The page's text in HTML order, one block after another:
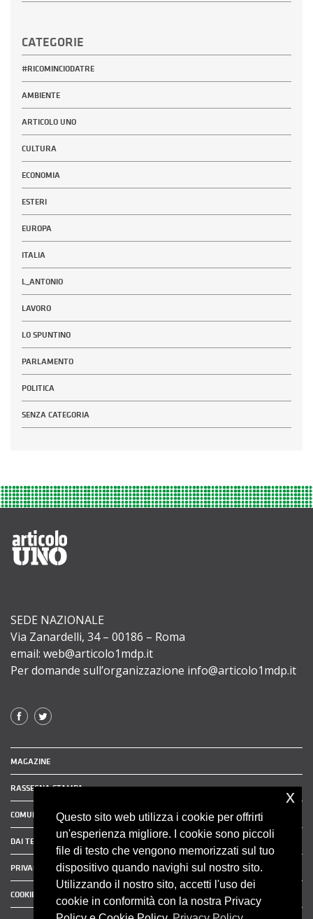
CATEGORIE
#RICOMINCIODATRE
AMBIENTE
ARTICOLO UNO
CULTURA
ECONOMIA
ESTERI
EUROPA
ITALIA
L_ANTONIO
LAVORO
LO SPUNTINO
PARLAMENTO
POLITICA
SENZA CATEGORIA
SEDE NAZIONALE
Via Zanardelli, 34 – 00186 – Roma
email: web@articolo1mdp.it
Per domande sull’organizzazione info@articolo1mdp.it
MAGAZINE
RASSEGNA STAMPA
COMUNICATI STAMPA
DAI TERRITORI
PRIVACY POLICY
COOKIE POLICY
Questo sito web utilizza i cookie per offrirti
un'esperienza migliore. I cookie sono piccoli
file di testo che vengono memorizzati sul tuo
dispositivo quando navighi sul nostro sito.
Utilizzando il nostro sito, accetti l'uso dei
cookie in conformità con la nostra Privacy
x